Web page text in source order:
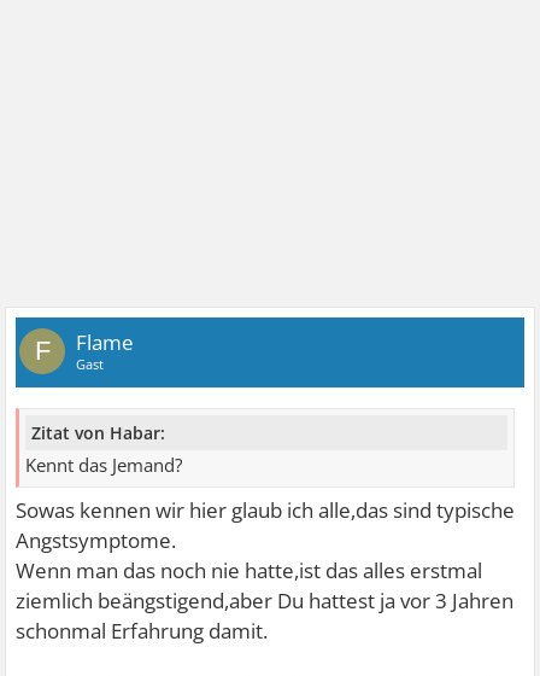
F Flame
Gast
Zitat von Habar:
Kennt das Jemand?
Sowas kennen wir hier glaub ich alle,das sind typische
Angstsymptome.
Wenn man das noch nie hatte,ist das alles erstmal
ziemlich beängstigend,aber Du hattest ja vor 3 Jahren
schonmal Erfahrung damit.